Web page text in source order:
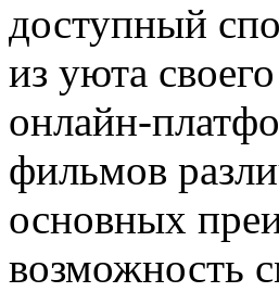
доступный
из уюта
онлайн-
фильмов
основных
возможность